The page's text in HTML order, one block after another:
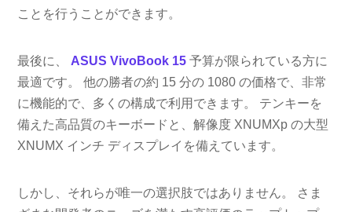
ことを行うことができます。
最後に、 ASUS VivoBook 15 予算が限られている方に
最適です。 他の勝者の約 15 分の 1080 の価格で、非常
に機能的で、多くの構成で利用できます。 テンキーを
備えた高品質のキーボードと、解像度 XNUMXp の大型
XNUMX インチ ディスプレイを備えています。
しかし、それらが唯一の選択肢ではありません。 さま